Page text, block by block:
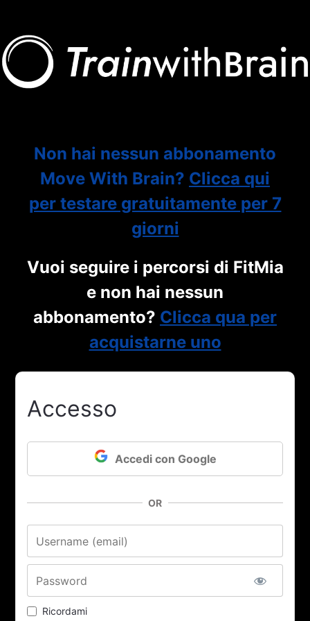
Non hai nessun abbonamento
Move With Brain? Clicca qui
per testare gratuitamente per 7
giorni
Vuoi seguire i percorsi di FitMia
e non hai nessun
abbonamento? Clicca qua per
acquistarne uno
Accesso
Accedi con Google
OR
Ricordami